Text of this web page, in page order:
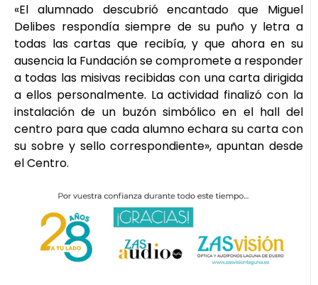
«El alumnado descubrió encantado que Miguel
Delibes respondía siempre de su puño y letra a
todas las cartas que recibía, y que ahora en su
ausencia la Fundación se compromete a responder
a todas las misivas recibidas con una carta dirigida
a ellos personalmente. La actividad finalizó con la
instalación de un buzón simbólico en el hall del
centro para que cada alumno echara su carta con
su sobre y sello correspondiente», apuntan desde
el Centro.